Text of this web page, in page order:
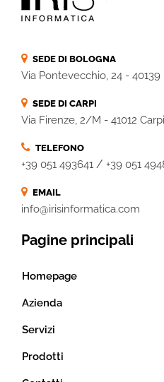
SEDE DI BOLOGNA
Via Pontevecchio, 24 -
SEDE DI CARPI
Via Firenze, 2/M - 41012
TELEFONO
+39 051 493641 / +39 051
EMAIL
info@irisinformatica.com
Pagine principali
Homepage
Azienda
Servizi
Prodotti